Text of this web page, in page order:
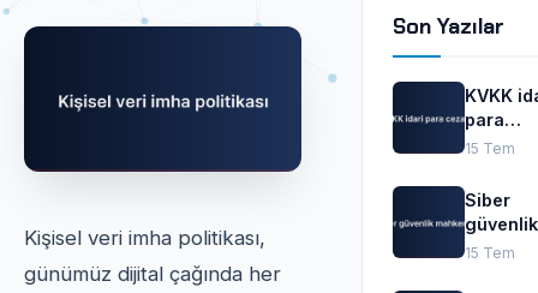
Kişisel veri imha politikası,
günümüz dijital çağında her
Son Yazılar
KVKK
para
cezaları
15 Tem
Siber
güvenlik
15 Tem